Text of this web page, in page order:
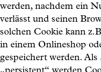
werden, nachdem ein
verlässt und seinen
solchen Cookie kann
in einem Onlineshop
gespeichert werden.